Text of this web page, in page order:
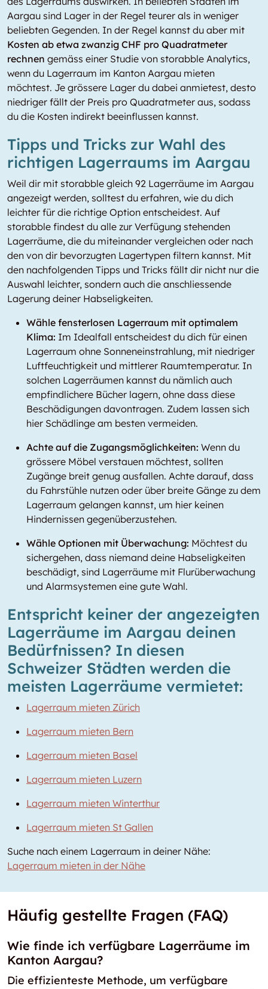
Aargau sind Lager in der Regel teurer als in weniger
beliebten Gegenden. In der Regel kannst du aber mit
Kosten ab etwa zwanzig CHF pro Quadratmeter
rechnen gemäss einer Studie von storabble Analytics,
wenn du Lagerraum im Kanton Aargau mieten
möchtest. Je grössere Lager du dabei anmietest, desto
niedriger fällt der Preis pro Quadratmeter aus, sodass
du die Kosten indirekt beeinflussen kannst.
Tipps und Tricks zur Wahl des
richtigen Lagerraums im Aargau
Weil dir mit storabble gleich 92 Lagerräume im Aargau
angezeigt werden, solltest du erfahren, wie du dich
leichter für die richtige Option entscheidest. Auf
storabble findest du alle zur Verfügung stehenden
Lagerräume, die du miteinander vergleichen oder nach
den von dir bevorzugten Lagertypen filtern kannst. Mit
den nachfolgenden Tipps und Tricks fällt dir nicht nur die
Auswahl leichter, sondern auch die anschliessende
Lagerung deiner Habseligkeiten.
Wähle fensterlosen Lagerraum mit optimalem
Klima: Im Idealfall entscheidest du dich für einen
Lagerraum ohne Sonneneinstrahlung, mit niedriger
Luftfeuchtigkeit und mittlerer Raumtemperatur. In
solchen Lagerräumen kannst du nämlich auch
empfindlichere Bücher lagern, ohne dass diese
Beschädigungen davontragen. Zudem lassen sich
hier Schädlinge am besten vermeiden.
Achte auf die Zugangsmöglichkeiten: Wenn du
grössere Möbel verstauen möchtest, sollten
Zugänge breit genug ausfallen. Achte darauf, dass
du Fahrstühle nutzen oder über breite Gänge zu dem
Lagerraum gelangen kannst, um hier keinen
Hindernissen gegenüberzustehen.
Wähle Optionen mit Überwachung: Möchtest du
sichergehen, dass niemand deine Habseligkeiten
beschädigt, sind Lagerräume mit Flurüberwachung
und Alarmsystemen eine gute Wahl.
Entspricht keiner der angezeigten
Lagerräume im Aargau deinen
Bedürfnissen? In diesen
Schweizer Städten werden die
meisten Lagerräume vermietet:
Lagerraum mieten Zürich
Lagerraum mieten Bern
Lagerraum mieten Basel
Lagerraum mieten Luzern
Lagerraum mieten Winterthur
Lagerraum mieten St Gallen
Suche nach einem Lagerraum in deiner Nähe:
Lagerraum mieten in der Nähe
Häufig gestellte Fragen (FAQ)
Wie finde ich verfügbare Lagerräume im
Kanton Aargau?
Die effizienteste Methode, um verfügbare